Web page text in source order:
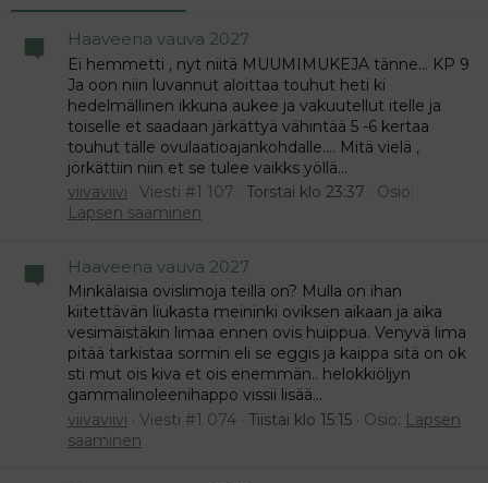
Haaveena vauva 2027
Ei hemmetti , nyt niitä MUUMIMUKEJA tänne... KP 9
Ja oon niin luvannut aloittaa touhut heti ki
hedelmällinen ikkuna aukee ja vakuutellut itelle ja
toiselle et saadaan järkättyä vähintää 5 -6 kertaa
touhut tälle ovulaatioajankohdalle.... Mitä vielä ,
jörkättiin niin et se tulee vaikks yöllä...
viivaviivi
Viesti #1 107 Torstai klo 23:37
Osio:
Lapsen saaminen
Haaveena vauva 2027
Minkälaisia ovislimoja teillä on? Mulla on ihan
kiitettävän liukasta meininki oviksen aikaan ja aika
vesimäistäkin limaa ennen ovis huippua. Venyvä lima
pitää tarkistaa sormin eli se eggis ja kaippa sitä on ok
sti mut ois kiva et ois enemmän.. helokkiöljyn
gammalinoleenihappo vissii lisää...
viivaviivi
Viesti #1 074 Tiistai klo 15:15 Osio: Lapsen
saaminen